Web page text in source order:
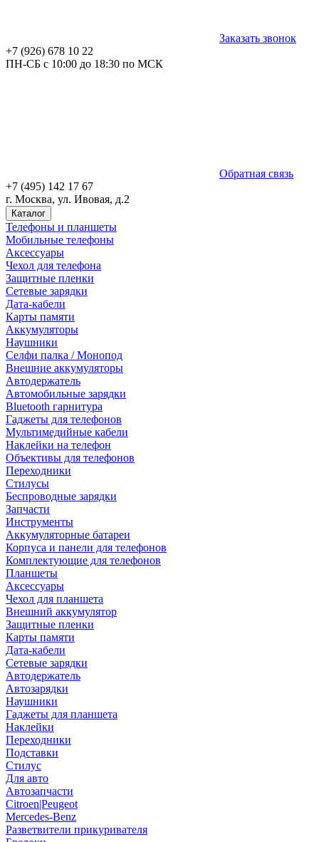
Заказать звонок
+7 (926) 678 10 22
ПН-СБ с 10:00 до 18:30 по МСК
Обратная связь
+7 (495) 142 17 67
г. Москва, ул. Ивовая, д.2
Каталог
Телефоны и планшеты
Мобильные телефоны
Аксессуары
Чехол для телефона
Защитные пленки
Сетевые зарядки
Дата-кабели
Карты памяти
Аккумуляторы
Наушники
Селфи палка / Монопод
Внешние аккумуляторы
Автодержатель
Автомобильные зарядки
Bluetooth гарнитура
Гаджеты для телефонов
Мультимедийные кабели
Наклейки на телефон
Объективы для телефонов
Переходники
Стилусы
Беспроводные зарядки
Запчасти
Инструменты
Аккумуляторные батареи
Корпуса и панели для телефонов
Комплектующие для телефонов
Планшеты
Аксессуары
Чехол для планшета
Внешний аккумулятор
Защитные пленки
Карты памяти
Дата-кабели
Сетевые зарядки
Автодержатель
Автозарядки
Наушники
Гаджеты для планшета
Наклейки
Переходники
Подставки
Стилус
Для авто
Автозапчасти
Citroen|Peugeot
Mercedes-Benz
Разветвители прикуривателя